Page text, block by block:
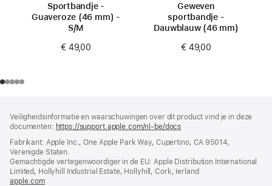
Sportbandje -
Guaveroze (46 mm) -
S/M
€ 49,00
Geweven
sportbandje -
Dauwblauw (46 mm)
€ 49,00
Veiligheidsinformatie en waarschuwingen over dit product vind je in deze
documenten: https://support.apple.com/nl-be/docs
nieuw
geopend)
Fabrikant: Apple Inc., One Apple Park Way, Cupertino, CA 95014,
Verenigde Staten.
Gemachtigde vertegenwoordiger in de EU: Apple Distribution International
Limited, Hollyhill Industrial Estate, Hollyhill, Cork, Ierland
apple.com(wordt